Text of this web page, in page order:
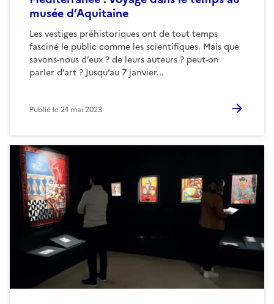
musée d’Aquitaine
Les vestiges préhistoriques ont de tout temps
fasciné le public comme les scientifiques. Mais que
savons-nous d’eux ? de leurs auteurs ? peut-on
parler d’art ? Jusqu’au 7 janvier...
Publié le24 mai 2023